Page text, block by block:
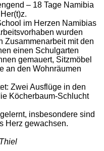
– 18 Tage Namibia
im Herzen Namibias
wurden
Zusammenarbeit mit den
einen Schulgarten
gemauert, Sitzmöbel
an den Wohnräumen
Zwei Ausflüge in den
Köcherbaum-Schlucht
insbesondere sind
Herz gewachsen.